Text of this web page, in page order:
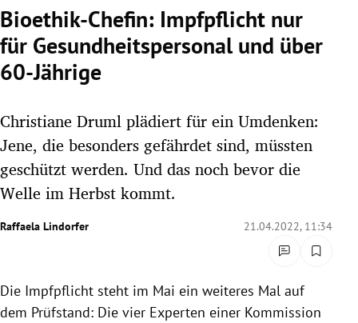
Untermenü
Untermenü
Untermenü
Untermenü
Untermenü
Bioethik-Chefin: Impfpflicht nur
für Gesundheitspersonal und über
60-Jährige
Christiane Druml plädiert für ein Umdenken:
Jene, die besonders gefährdet sind, müssten
geschützt werden. Und das noch bevor die
Welle im Herbst kommt.
Raffaela Lindorfer 21.04.2022, 11:34
Die Impfpflicht steht im Mai ein weiteres Mal auf
dem Prüfstand: Die vier Experten einer Kommission